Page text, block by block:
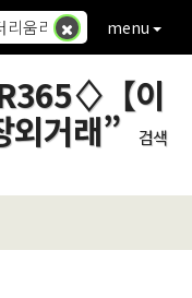
menu
【이
외거래”
검색